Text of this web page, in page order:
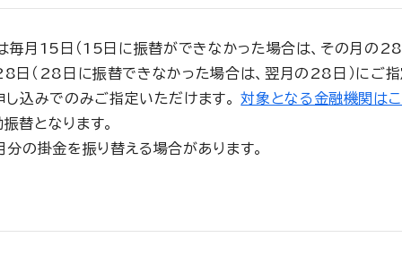
月15日（15日に振替ができなかった場合は、その月の
（28日に振替できなかった場合は、翌月の28日）にご指
し込みでのみご指定いただけます。対象となる金融機関は
替となります。
の掛金を振り替える場合があります。